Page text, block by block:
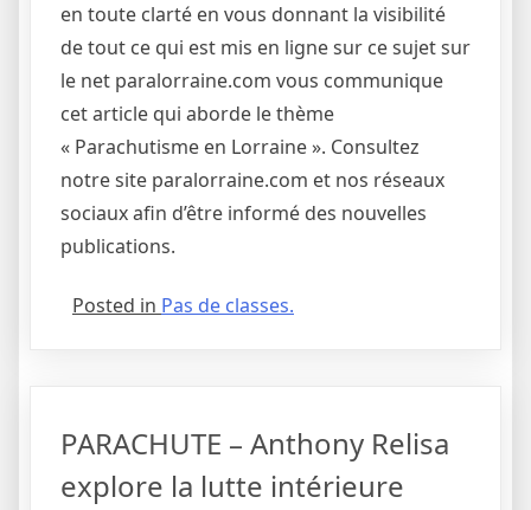
en toute clarté en vous donnant la visibilité
de tout ce qui est mis en ligne sur ce sujet sur
le net paralorraine.com vous communique
cet article qui aborde le thème
« Parachutisme en Lorraine ». Consultez
notre site paralorraine.com et nos réseaux
sociaux afin d’être informé des nouvelles
publications.
Posted in Pas de classes.
PARACHUTE – Anthony Relisa
explore la lutte intérieure